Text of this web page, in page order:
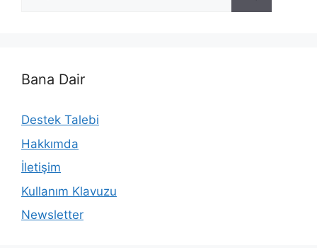
Bana Dair
Destek Talebi
Hakkımda
İletişim
Kullanım Klavuzu
Newsletter